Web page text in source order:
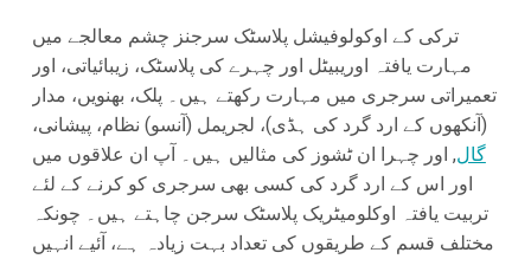
ترکی کے اوکولوفیشل پلاسٹک سرجنز چشم معالجے میں
مہارت یافتہ اوریبیٹل اور چہرے کی پلاسٹک، زیبائیاتی، اور
تعمیراتی سرجری میں مہارت رکھتے ہیں۔ پلک، بھنویں، مدار
(آنکھوں کے ارد گرد کی ہڈی)، لجریمل (آنسو) نظام، پیشانی،
گال, اور چہرا ان ٹشوز کی مثالیں ہیں۔ آپ ان علاقوں میں
اور اس کے ارد گرد کی کسی بھی سرجری کو کرنے کے لئے
تربیت یافتہ اوکلومیٹریک پلاسٹک سرجن چاہتے ہیں۔ چونکہ
مختلف قسم کے طریقوں کی تعداد بہت زیادہ ہے، آئیے انہیں